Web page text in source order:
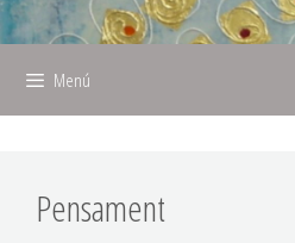
Menú
Pensament